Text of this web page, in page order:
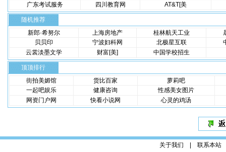
广东考试服务
四川教育网 AT&T[美
随机推荐
新郎·希努尔
上海房地产 桂林航天工业
贝贝印
宁波妇科网 北极星互联
云裳淡墨文学
财富[美] 中国学校招生
顶顶排行
街拍美媚馆
货比百家
萝莉吧
一起吧娱乐
健康咨询
性感美女图片
网资门户网
快看小说网 心灵的鸡汤
关于我们 | 联系本站